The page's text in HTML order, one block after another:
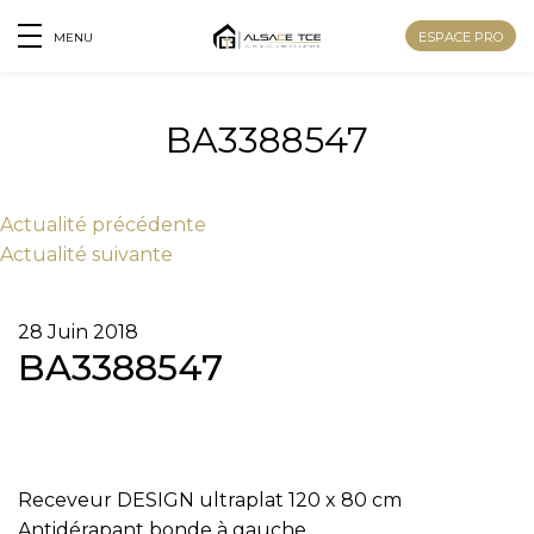
MENU ESPACE PRO
BA3388547
Actualité précédente
Actualité suivante
28 Juin 2018
BA3388547
Receveur DESIGN ultraplat 120 x 80 cm
Prénom